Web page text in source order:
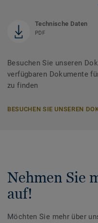
Technische Daten
PDF
Besuchen Sie unseren
verfügbaren Dokumente
zu finden
BESUCHEN SIE UNSEREN
Nehmen Sie
auf!
Möchten Sie mehr über